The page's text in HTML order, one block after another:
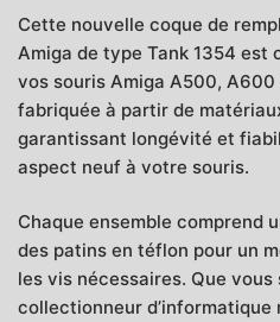
Cette nouvelle coque de
Amiga de type Tank 1354 est
vos souris Amiga A500,
fabriquée à partir de
garantissant longévité et
aspect neuf à votre souris.
Chaque ensemble comprend
des patins en téflon pour un
les vis nécessaires. Que
collectionneur